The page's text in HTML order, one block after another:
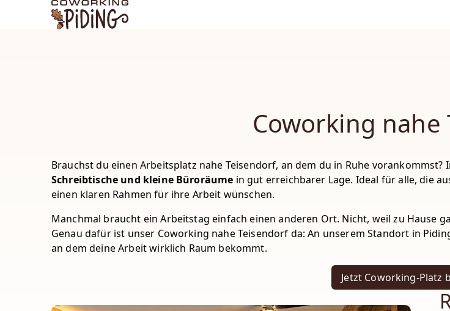
COWORKING Piding
Coworking nahe
Brauchst du einen Arbeitsplatz nahe Teisendorf, an dem du in Ruhe
Schreibtische und kleine Büroräume in gut erreichbarer Lage. Ideal für alle, die
einen klaren Rahmen für ihre Arbeit wünschen.
Manchmal braucht ein Arbeitstag einfach einen anderen Ort. Nicht, weil zu Hause
Genau dafür ist unser Coworking nahe Teisendorf da: An unserem Standort in
an dem deine Arbeit wirklich Raum bekommt.
Jetzt Coworking-Platz